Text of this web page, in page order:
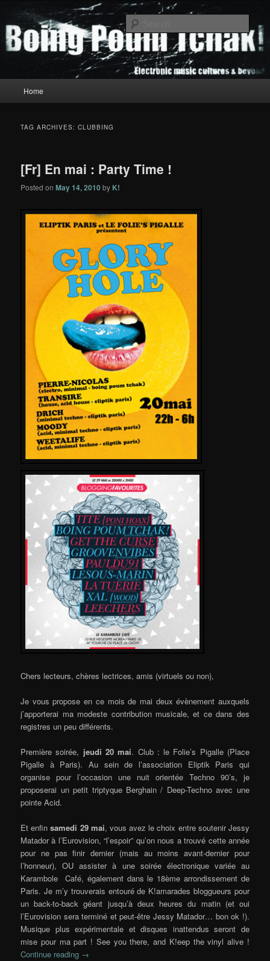
primary
content
secondary
contentBoing Poum Tchak!
Home
TAG ARCHIVES:CLUBBING
[Fr] En mai : Party Time !
Posted onMay 14, 2010 by K!
Chers lecteurs, chères lectrices, amis (virtuels ou non),
Je vous propose en ce mois de mai deux évènement auxquels
j’apporterai ma modeste contribution musicale, et ce dans des
registres un peu différents.
Première soirée, jeudi 20 mai. Club : le Folie’s Pigalle (Place
Pigalle à Paris). Au sein de l’association Eliptik Paris qui
organise pour l’occasion une nuit orientée Techno 90’s, je
proposerai un petit triptyque Berghain / Deep-Techno avec une
pointe Acid.
Et enfinsamedi 29 mai, vous avez le choix entre soutenir Jessy
Matador à l’Eurovision, “l’espoir” qu’on nous a trouvé cette année
pour ne pas finir dernier (mais au moins avant-dernier pour
l’honneur), OU assister à une soirée électronique variée au
Karambole Café, également dans le 18ème arrondissement de
Paris. Je m’y trouverais entouré de K!amarades bloggueurs pour
un back-to-back géant jusqu’à deux heures du matin (et oui
l’Eurovision sera terminé et peut-être Jessy Matador… bon ok !).
Musique plus expérimentale et disques inattendus seront de
mise pour ma part ! See you there, and K!eep the vinyl alive !
Continue reading →